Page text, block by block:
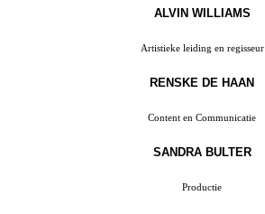
ALVIN WILLIAMS
Artistieke leiding en regisseur
RENSKE DE HAAN
Content en Communicatie
SANDRA BULTER
Productie